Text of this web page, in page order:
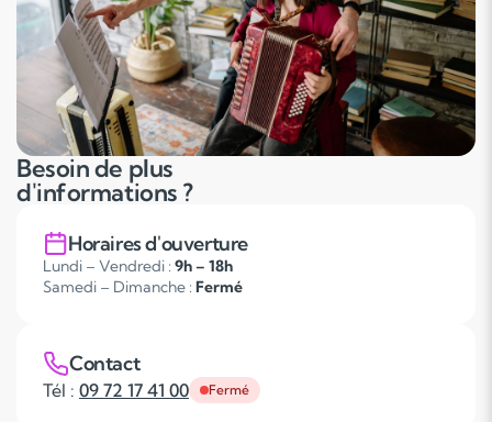
Besoin de plus
d'informations ?
Horaires d'ouverture
Lundi – Vendredi : 9h – 18h
Samedi – Dimanche : Fermé
Contact
Tél : 09 72 17 41 00 Fermé